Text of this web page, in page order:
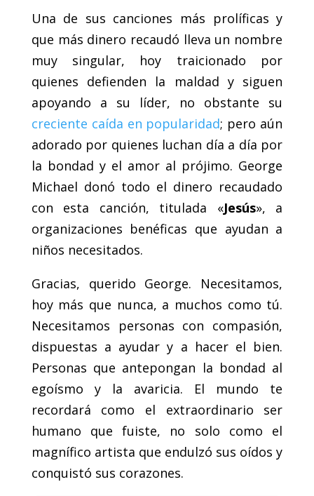
Una de sus canciones más prolíficas y
que más dinero recaudó lleva un nombre
muy singular, hoy traicionado por
quienes defienden la maldad y siguen
apoyando a su líder, no obstante su
creciente caída en popularidad; pero aún
adorado por quienes luchan día a día por
la bondad y el amor al prójimo. George
Michael donó todo el dinero recaudado
con esta canción, titulada «Jesús», a
organizaciones benéficas que ayudan a
niños necesitados.
Gracias, querido George. Necesitamos,
hoy más que nunca, a muchos como tú.
Necesitamos personas con compasión,
dispuestas a ayudar y a hacer el bien.
Personas que antepongan la bondad al
egoísmo y la avaricia. El mundo te
recordará como el extraordinario ser
humano que fuiste, no solo como el
magnífico artista que endulzó sus oídos y
conquistó sus corazones.